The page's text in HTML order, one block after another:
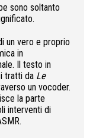
sono soltanto
un vero e proprio
in
Il testo in
tratti da Le
un vocoder.
la parte
interventi di